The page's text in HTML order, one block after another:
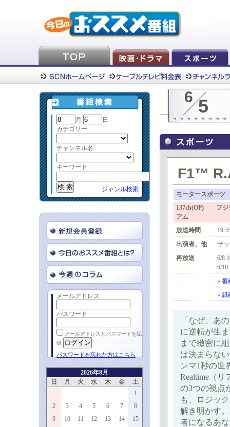
月
日
カテゴリー
チャンネル名
キーワード
ジャンル検索
メールアドレス
パスワード
メールアドレスとパスワードを記
憶
パスワードを忘れた方はこちら
2026年8月
日
月 火 水 木 金
土
1
2
3 4 5 6 7
8
9
10 11 12 13 14
15
6 5
F1™
モータースポーツ
137ch(OP) フジ
アム
放送時間
出演者、他
サ
再放送
6/8
6/
» 番
» 録
「なぜ、あ
に逆転が生
まで緻密に
は決まらな
ンマ1秒の世
Realtime（リ
の3つの視点
も、ロジッ
解き明かす
者になるあ